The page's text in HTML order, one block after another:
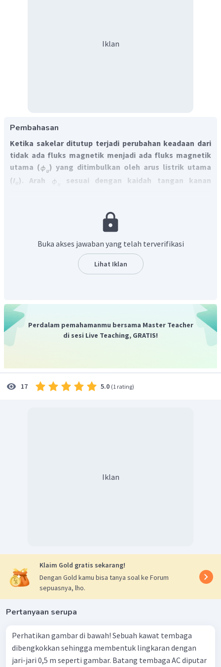
Iklan
Pembahasan
Ketika sakelar ditutup terjadi perubahan keadaan dari
tidak ada fluks magnetik menjadi ada fluks magnetik
utama (
) yang ditimbulkan oleh arus listrik utama
(I u). Arah
sesuai dengan kaidah tangan kanan
akan timbul fluks induksi (
) yang menentang
pertambahan
haruslah
berlawanan dengan
. Arah
adalah ke kanan.
Dengan kaidah tangan kanan pertama, arah arus
Buka akses jawaban yang telah terverifikasi
Lihat Iklan
Perdalam pemahamanmu bersama Master Teacher
di sesi Live Teaching, GRATIS!
17 5.0 (1 rating)
Iklan
Klaim Gold gratis sekarang!
Dengan Gold kamu bisa tanya soal ke Forum
sepuasnya, lho.
Pertanyaan serupa
Perhatikan gambar di bawah! Sebuah kawat tembaga
dibengkokkan sehingga membentuk lingkaran dengan
jari-jari 0,5 m seperti gambar. Batang tembaga AC diputar